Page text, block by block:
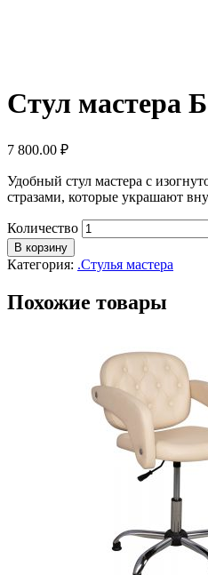
Стул мастера
7 800.00 ₽
Удобный стул мастера с
стразами, которые украшают
Количество
В корзину
Категория: .Стулья мастера
Похожие товары